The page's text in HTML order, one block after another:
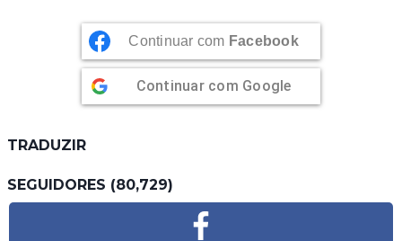
Continuar com Facebook
Continuar com Google
TRADUZIR
SEGUIDORES (80,729)